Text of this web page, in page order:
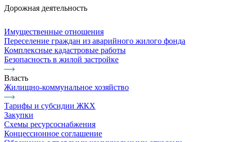
Дорожная деятельность
Имущественные отношения
Переселение граждан из аварийного жилого фонда
Комплексные кадастровые работы
Безопасность в жилой застройке
Власть
Жилищно-коммунальное хозяйство
Тарифы и субсидии ЖКХ
Закупки
Схемы ресурсоснабжения
Концессионное соглашение